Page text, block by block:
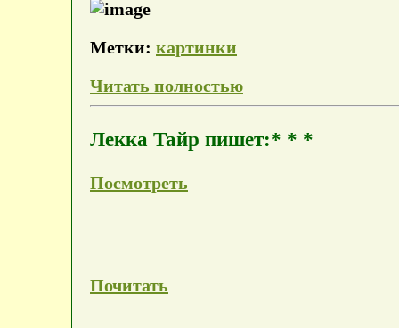
Метки: картинки
Читать полностью
Лекка Тайр пишет:* * *
Посмотреть
Почитать